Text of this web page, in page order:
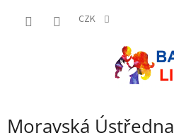
CZK
Moravská Ústředna